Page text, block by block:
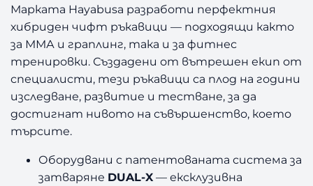
Марката Hayabusa разработи перфектния
хибриден чифт ръкавици — подходящи както
за ММА и граплинг, така и за фитнес
тренировки. Създадени от вътрешен екип от
специалисти, тези ръкавици са плод на години
изследване, развитие и тестване, за да
достигнат нивото на съвършенство, което
търсите.
Оборудвани с патентованата система за
затваряне DUAL-X — ексклузивна